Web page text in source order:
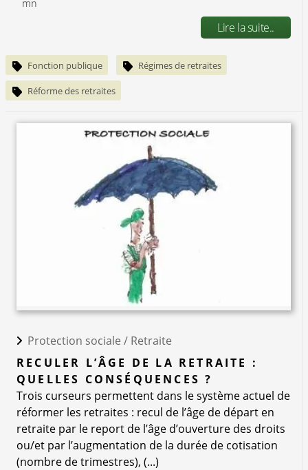
mn
Lire la suite..
Fonction publique Régimes de retraites
Réforme des retraites
Protection sociale / Retraite
RECULER L’ÂGE DE LA RETRAITE :
QUELLES CONSÉQUENCES ?
Trois curseurs permettent dans le système actuel de
réformer les retraites : recul de l’âge de départ en
retraite par le report de l’âge d’ouverture des droits
ou/et par l’augmentation de la durée de cotisation
(nombre de trimestres), (...)